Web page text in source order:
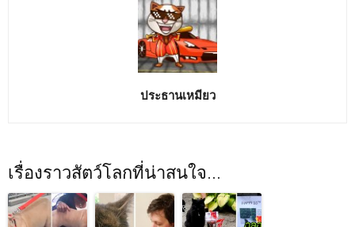
ประธานเหมียว
เรื่องราวสัตว์โลกที่น่าสนใจ...